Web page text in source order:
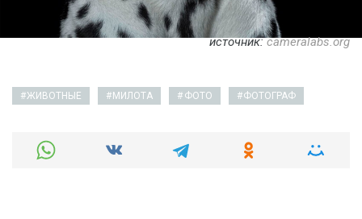
источник:cameralabs.org
ЖИВОТНЫЕ МИЛОТА ФОТО ФОТОГРАФ